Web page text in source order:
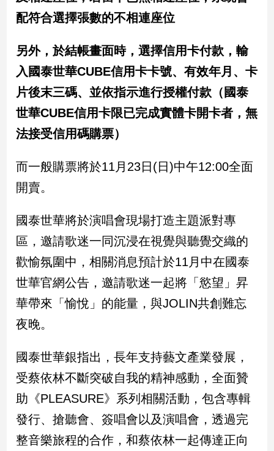
觀
點
兩
國
際
社
會/
方
新
毒
專
區
南
台
灣
點
南
台
觀
點
配符合選擇張數的不相連座位
另外，於結帳畫面時，選擇信用卡付款，輸
入國泰世華CUBE信用卡卡號、有效年月、卡
片後末三碼、並依指示進行授權付款（國泰
世華CUBE信用卡限已完成實體卡開卡者，無
法接受信用碼購票）
而一般購票將於11月23日(日)中午12:00全面
開賣。
國泰世華將於演唱會現場打造主題派對專
區，邀請歌迷一同沉浸在視覺與聽覺交織的
歡愉氛圍中，相關消息預計於11月中在國泰
世華官網公告，邀請歌迷一起將「慾望」昇
華帶來「愉悅」的能量，與JOLIN共創難忘
夜晚。
國泰世華銀指出，長年支持藝文產業發展，
受蔡依林不斷突破自我的精神感動，全面贊
助《PLEASURE》系列相關活動，包含專輯
發行、搶聽會、簽唱會以及演唱會，透過完
整音樂旅程的合作，和蔡依林一起傳達正向